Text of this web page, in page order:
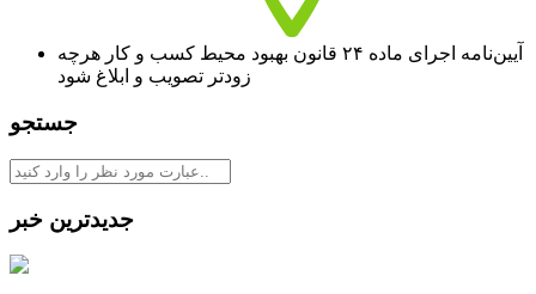
آیین‌نامه اجرای ماده ۲۴ قانون بهبود محیط کسب و کار هرچه
زودتر تصویب و ابلاغ شود
جستجو
جدیدترین خبر